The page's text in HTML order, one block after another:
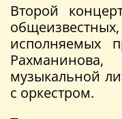
Второй
исполняемых
музыкальной
с оркестром.